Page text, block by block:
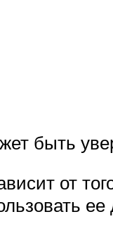
быть
от